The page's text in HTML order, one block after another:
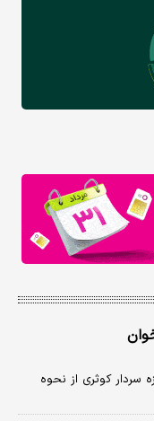
سردار کوثری از نحوه